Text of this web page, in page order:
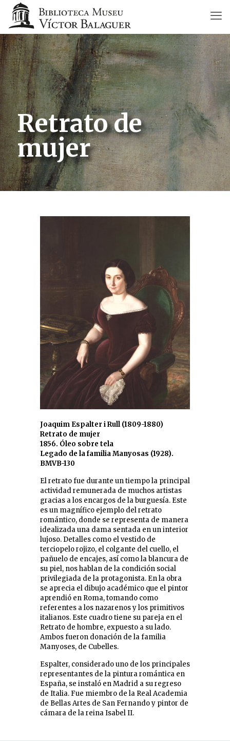
Retrato de
mujer
Joaquim Espalter i Rull (1809-1880)
Retrato de mujer
1856. Óleo sobre tela
Legado de la familia Manyosas (1928).
BMVB-130
El retrato fue durante un tiempo la principal
actividad remunerada de muchos artistas
gracias a los encargos de la burguesía. Este
es un magnífico ejemplo del retrato
romántico, donde se representa de manera
idealizada una dama sentada en un interior
lujoso. Detalles como el vestido de
terciopelo rojizo, el colgante del cuello, el
pañuelo de encajes, así como la blancura de
su piel, nos hablan de la condición social
privilegiada de la protagonista. En la obra
se aprecia el dibujo académico que el pintor
aprendió en Roma, tomando como
referentes a los nazarenos y los primitivos
italianos. Este cuadro tiene su pareja en el
Retrato de hombre, expuesto a su lado.
Ambos fueron donación de la familia
Manyoses, de Cubelles.
Espalter, considerado uno de los principales
representantes de la pintura romántica en
España, se instaló en Madrid a su regreso
de Italia. Fue miembro de la Real Academia
de Bellas Artes de San Fernando y pintor de
cámara de la reina Isabel II.